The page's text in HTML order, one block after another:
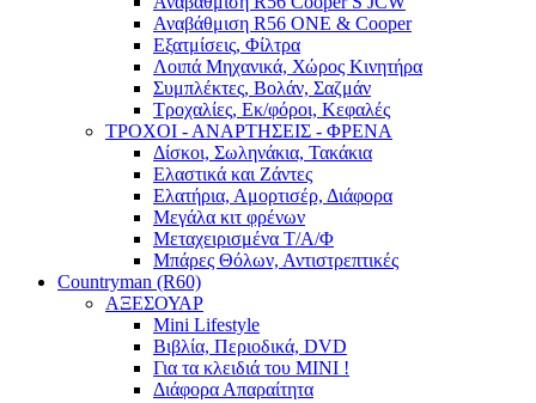
Αναβάθμιση R56 ONE & Cooper
Εξατμίσεις, Φίλτρα
Λοιπά Μηχανικά, Χώρος Κινητήρα
Συμπλέκτες, Βολάν, Σαζμάν
Τροχαλίες, Εκ/φόροι, Κεφαλές
ΤΡΟΧΟΙ - ΑΝΑΡΤΗΣΕΙΣ - ΦΡΕΝΑ
Δίσκοι, Σωληνάκια, Τακάκια
Ελαστικά και Ζάντες
Ελατήρια, Αμορτισέρ, Διάφορα
Μεγάλα κιτ φρένων
Μεταχειρισμένα Τ/Α/Φ
Μπάρες Θόλων, Αντιστρεπτικές
Countryman (R60)
ΑΞΕΣΟΥΑΡ
Mini Lifestyle
Βιβλία, Περιοδικά, DVD
Για τα κλειδιά του MINI !
Διάφορα Απαραίτητα